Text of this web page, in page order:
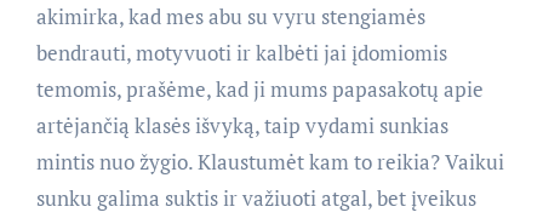
akimirka, kad mes abu su vyru stengiamės
bendrauti, motyvuoti ir kalbėti jai įdomiomis
temomis, prašėme, kad ji mums papasakotų apie
artėjančią klasės išvyką, taip vydami sunkias
mintis nuo žygio. Klaustumėt kam to reikia? Vaikui
sunku galima suktis ir važiuoti atgal, bet įveikus